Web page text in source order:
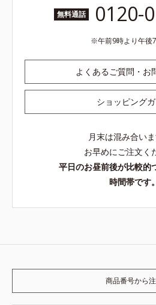
無料通話 0120-
午前9時より午後
よくあるご質問・お
ショッピング
月末は混み合い
お早めにご注文く
平日のお昼前後が比較的
時間帯です。
商品番号から